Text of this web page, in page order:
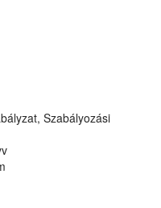
Szabályozási